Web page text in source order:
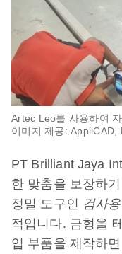
Artec Leo를 사용하여
이미지 제공:
PT Brilliant Jaya
한 맞춤을 보장하
정밀 도구인 검사
적입니다. 금형을
입 부품을 제작하